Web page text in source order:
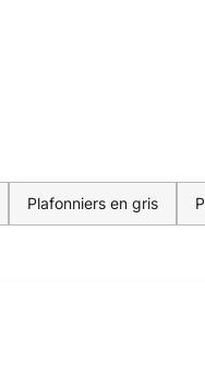
Plafonniers en gris